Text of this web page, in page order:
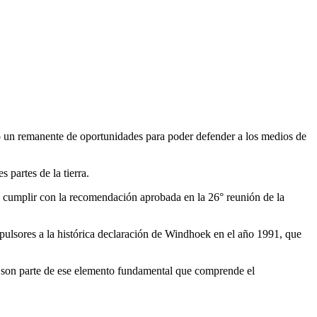
remanente de oportunidades para poder defender a los medios de
partes de la tierra.
con la recomendación aprobada en la 26° reunión de la
a la histórica declaración de Windhoek en el año 1991, que
parte de ese elemento fundamental que comprende el